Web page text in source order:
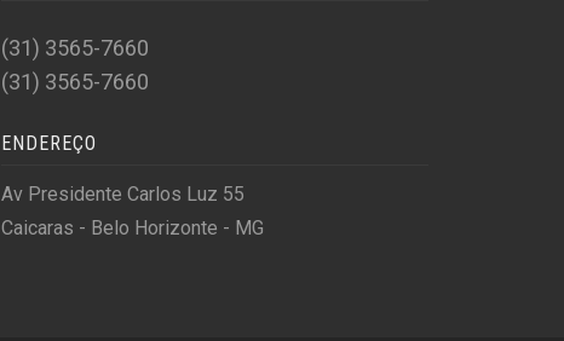
(31) 3565-7660
(31) 3565-7660
ENDEREÇO
Av Presidente Carlos Luz 55
Caicaras - Belo Horizonte - MG